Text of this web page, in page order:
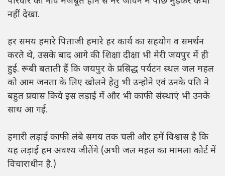
नहीं देखा.
हर समय हमारे पिताजी हमारे हर कार्य का सहयोग व समर्थन
करते थे, उसके बाद आगे की शिक्षा दीक्षा भी मेरी जयपुर में ही
हुई. रूबी बताती हैं कि जयपुर के प्रसिद्ध पर्यटन स्थल जल महल
को आम जनता के लिए खोलने हेतु भी उन्होने एवं उनके पति ने
बहुत प्रयास किये इस लड़ाई में और भी काफी संस्थाएं भी उनके
साथ आ गई.
हमारी लड़ाई काफी लंबे समय तक चली और हमें विश्वास है कि
यह लड़ाई हम अवश्य जीतेंगे (अभी जल महल का मामला कोर्ट में
विचाराधीन है.)